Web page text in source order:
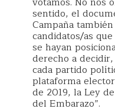
sentido, el
Campaña
candidatos/as
se hayan
derecho a
cada partido
plataforma
de 2019, la Ley
del Embarazo”.